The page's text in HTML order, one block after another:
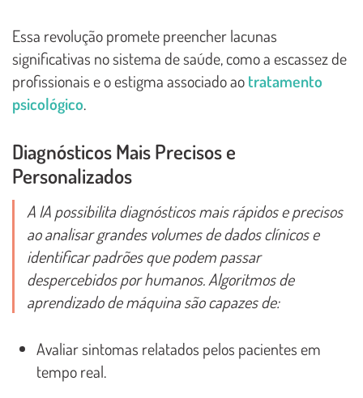
Essa revolução promete preencher lacunas
significativas no sistema de saúde, como a escassez de
profissionais e o estigma associado aotratamento
psicológico.
Diagnósticos Mais Precisos e
Personalizados
A IA possibilita diagnósticos mais rápidos e precisos
ao analisar grandes volumes de dados clínicos e
identificar padrões que podem passar
despercebidos por humanos. Algoritmos de
aprendizado de máquina são capazes de:
Avaliar sintomas relatados pelos pacientes em
tempo real.